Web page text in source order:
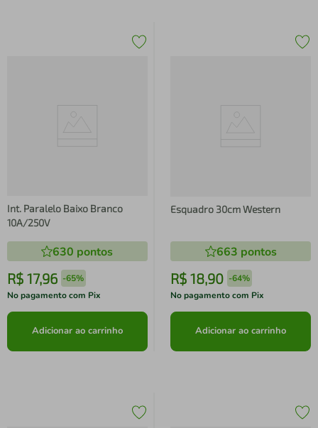
Int. Paralelo Baixo Branco
10A/250V
630 pontos
R$ 17,96 -65%
No pagamento com Pix
Adicionar ao carrinho
Esquadro 30cm Western
663 pontos
R$ 18,90 -64%
No pagamento com Pix
Adicionar ao carrinho